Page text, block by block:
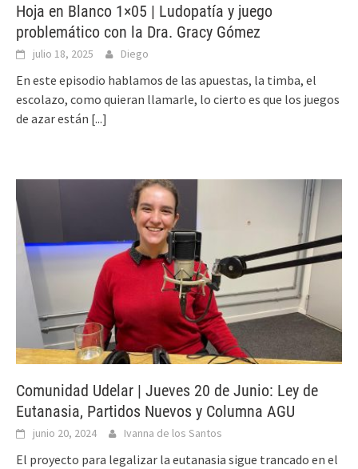
Hoja en Blanco 1×05 | Ludopatía y juego
problemático con la Dra. Gracy Gómez
julio 18, 2025 Diego
En este episodio hablamos de las apuestas, la timba, el
escolazo, como quieran llamarle, lo cierto es que los juegos
de azar están [...]
Comunidad Udelar | Jueves 20 de Junio: Ley de
Eutanasia, Partidos Nuevos y Columna AGU
junio 20, 2024 Ivanna de los Santos
El proyecto para legalizar la eutanasia sigue trancado en el